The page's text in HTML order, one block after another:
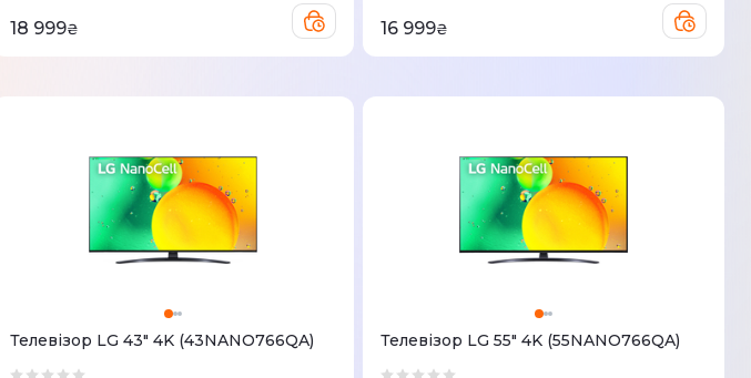
18 999₴ 16 999₴
Телевізор LG 43" 4K (43NANO766QA) Телевізор LG 55" 4K (55NANO766QA)